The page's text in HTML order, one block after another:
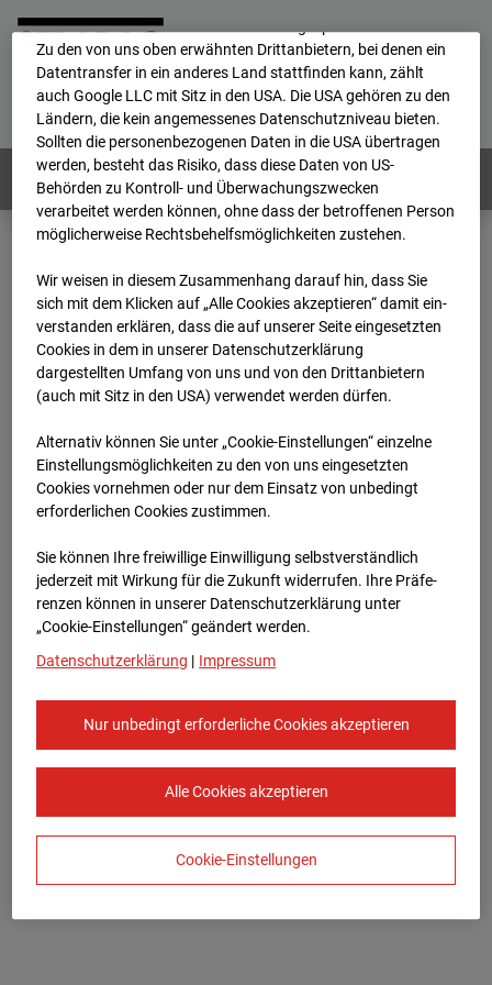
Home E-Mail Impressum
Login
Deutsch / English
Webcams: Alle Länder
Impressum
STRABAG SE
Konzernkommunikation
Internet/Neue Medien
Donau-City-Str. 9
1220 Wien
Österreich
Tel. +43 1 22422-0
pr@strabag.com
Sitz der Gesellschaft: Österreich, 9500 Villach,
Triglavstr. 9
Firmenbuchnummer: FN 88983 h, Landesgericht
Klagenfurt
UID-Nr.: ATU 37301503
STRABAG SEKonzern-Kommunikation Internet/Neue
Medien, Donau-City-Straße 9, 1220 Wien, Österreich,
pr@strabag.com,Datenschutz
ein anderes Land transferiert und dort gespeichert werden.
Zu den von uns oben erwähnten Drittanbietern, bei denen ein
Datentransfer in ein anderes Land stattfinden kann, zählt
auch Google LLC mit Sitz in den USA. Die USA gehören zu den
Ländern, die kein angemessenes Datenschutzniveau bieten.
Sollten die personenbezogenen Daten in die USA übertragen
werden, besteht das Risiko, dass diese Daten von US-
Behörden zu Kontroll- und Überwachungszwecken
verarbeitet werden können, ohne dass der betroffenen Person
möglicherweise Rechtsbehelfsmöglichkeiten zustehen.
Wir weisen in diesem Zusammenhang darauf hin, dass Sie
sich mit dem Klicken auf „Alle Cookies akzeptieren“ damit ein­
ver­standen erklären, dass die auf unserer Seite eingesetzten
Cookies in dem in unserer Datenschutzerklärung
dargestellten Umfang von uns und von den Drittanbietern
(auch mit Sitz in den USA) verwendet werden dürfen.
Alternativ können Sie unter „Cookie-Einstellungen“ einzelne
Einstellungsmöglichkeiten zu den von uns eingesetzten
Cookies vornehmen oder nur dem Einsatz von unbedingt
erforderlichen Cookies zustimmen.
Sie können Ihre freiwillige Einwilligung selbstverständlich
jederzeit mit Wirkung für die Zukunft widerrufen. Ihre Prä­fe­
renzen können in unserer Datenschutzerklärung unter
„Cookie-Einstellungen“ geändert werden.
Datenschutzerklärung | Impressum
Nur unbedingt erforderliche Cookies akzeptieren
Alle Cookies akzeptieren
Cookie-Einstellungen